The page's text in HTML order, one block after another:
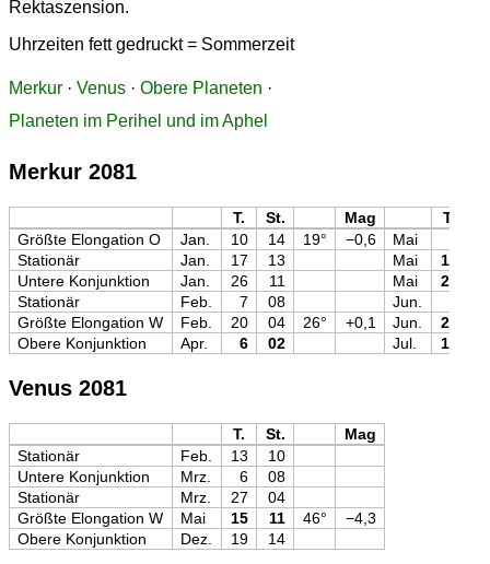
Rektaszension.
Uhrzeiten fett gedruckt = Sommerzeit
Merkur · Venus · Obere Planeten ·
Planeten im Perihel und im Aphel
Merkur 2081
T. St. Mag T.
Größte Elongation O
Jan. 10 14 19° −0,6 Mai
Stationär
Jan. 17 13 Mai 14
Untere Konjunktion
Jan. 26 11 Mai 25
Stationär
Feb. 7 08 Jun.
Größte Elongation W
Feb. 20 04 26° +0,1 Jun. 20
Obere Konjunktion
Apr. 6 02 Jul. 19
Venus 2081
T. St.
Mag
Stationär
Feb. 13
10
Untere Konjunktion
Mrz. 6
08
Stationär
Mrz. 27
04
Größte Elongation W
Mai 15 11 46°
−4,3
Obere Konjunktion
Dez. 19 14